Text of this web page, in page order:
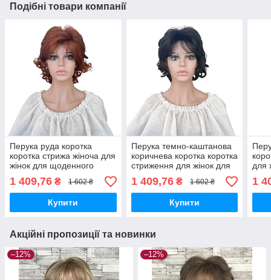
Подібні товари компанії
Перука руда коротка
коротка стрижа жіноча для
жінок для щоденного
носіння Hivision 1560a-130
1 409,76 ₴ 1 602 ₴
Купити
Перука темно-каштанова
коричнева коротка коротка
стриження для жінок для
щоденного носіння
Hivision 1560a-4
1 409,76₴ 1 602 ₴
Купити
для
1
Акційні пропозиції та новинки
–12% –12%